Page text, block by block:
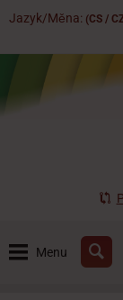
Jazyk/Měna: (CS /
Menu